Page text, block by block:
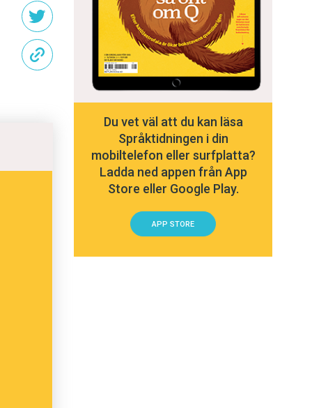
Du vet väl att du kan läsa
Språktidningen i din
mobiltelefon eller surfplatta?
Ladda ned appen från App
Store eller Google Play.
APP STORE